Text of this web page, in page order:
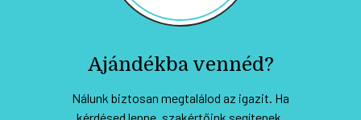
Ajándékba vennéd?
Nálunk biztosan megtalálod az igazit. Ha